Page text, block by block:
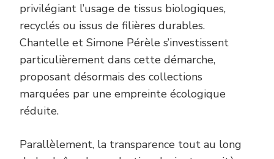
privilégiant l’usage de tissus biologiques,
recyclés ou issus de filières durables.
Chantelle et Simone Pérèle s’investissent
particulièrement dans cette démarche,
proposant désormais des collections
marquées par une empreinte écologique
réduite.
Parallèlement, la transparence tout au long